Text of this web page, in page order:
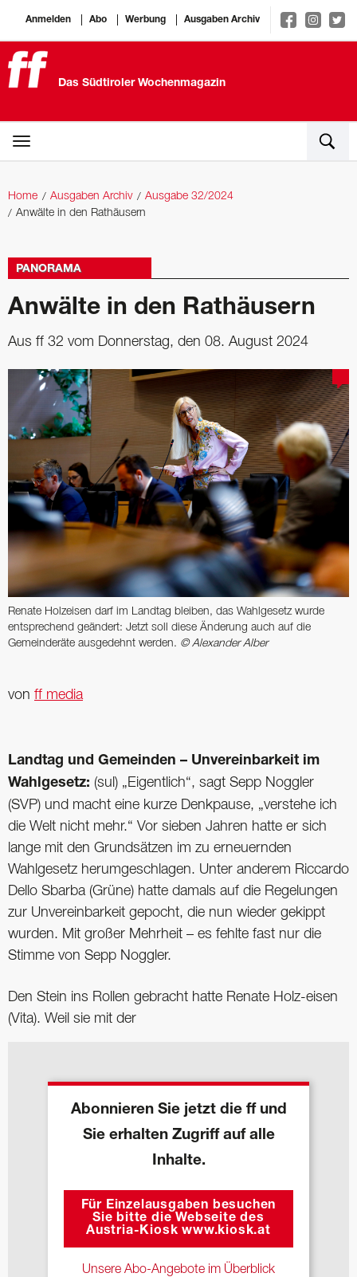
Anmelden Abo Werbung Ausgaben Archiv
Das Südtiroler Wochenmagazin
Home Ausgaben Archiv
Ausgabe 32/2024
Anwälte in den Rathäusern
PANORAMA
Anwälte in den Rathäusern
Aus ff 32 vom Donnerstag, den 08. August 2024
Renate Holzeisen darf im Landtag bleiben, das Wahlgesetz wurde
entsprechend geändert: Jetzt soll diese Änderung auch auf die
Gemeinderäte ausgedehnt werden. © Alexander Alber
von ff media
Landtag und Gemeinden – Unvereinbarkeit im
Wahlgesetz: (sul) „Eigentlich“, sagt Sepp Noggler
(SVP) und macht eine kurze Denkpause, „verstehe ich
die Welt nicht mehr.“ Vor sieben Jahren hatte er sich
lange mit den Grundsätzen im zu erneuernden
Wahlgesetz herumgeschlagen. Unter anderem Riccardo
Dello Sbarba (Grüne) hatte damals auf die Regelungen
zur Unvereinbarkeit gepocht, die nun wieder gekippt
wurden. Mit großer Mehrheit – es fehlte fast nur die
Stimme von Sepp Noggler.
Den Stein ins Rollen gebracht hatte Renate Holz-eisen
(Vita). Weil sie mit der
Abonnieren Sie jetzt die ff und
Sie erhalten Zugriff auf alle
Inhalte.
Für Einzelausgaben besuchen
Sie bitte die Webseite des
Austria-Kiosk www.kiosk.at
Unsere Abo-Angebote im Überblick